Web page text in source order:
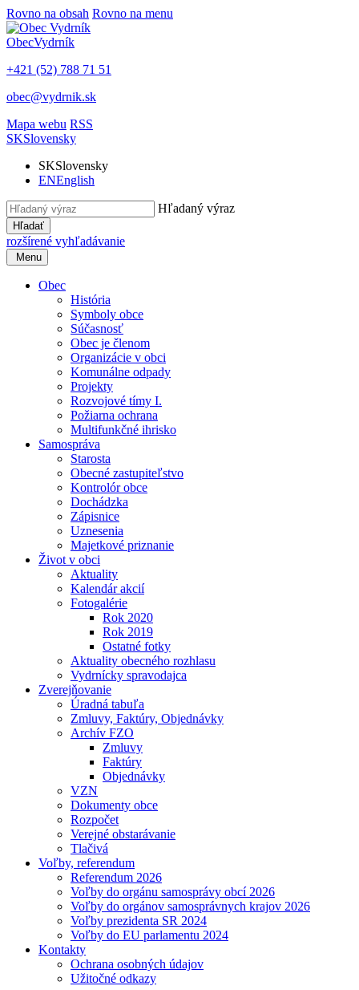
Rovno na obsah Rovno na menu
ObecVydrník
+421 (52) 788 71 51
obec@vydrnik.sk
Mapa webu RSS
SKSlovensky
SKSlovensky
ENEnglish
Hľadaný výraz
Hľadať
rozšírené vyhľadávanie
Menu
Obec
História
Symboly obce
Súčasnosť
Obec je členom
Organizácie v obci
Komunálne odpady
Projekty
Rozvojové tímy I.
Požiarna ochrana
Multifunkčné ihrisko
Samospráva
Starosta
Obecné zastupiteľstvo
Kontrolór obce
Dochádzka
Zápisnice
Uznesenia
Majetkové priznanie
Život v obci
Aktuality
Kalendár akcií
Fotogalérie
Rok 2020
Rok 2019
Ostatné fotky
Aktuality obecného rozhlasu
Vydrnícky spravodajca
Zverejňovanie
Úradná tabuľa
Zmluvy, Faktúry, Objednávky
Archív FZO
Zmluvy
Faktúry
Objednávky
VZN
Dokumenty obce
Rozpočet
Verejné obstarávanie
Tlačivá
Voľby, referendum
Referendum 2026
Voľby do orgánu samosprávy obcí 2026
Voľby do orgánov samosprávnych krajov 2026
Voľby prezidenta SR 2024
Voľby do EU parlamentu 2024
Kontakty
Ochrana osobných údajov
Užitočné odkazy